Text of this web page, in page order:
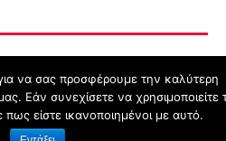
να σας προσφέρουμε την καλύτερη
Εάν συνεχίσετε να χρησιμοποιείτε
είστε ικανοποιημένοι με αυτό.